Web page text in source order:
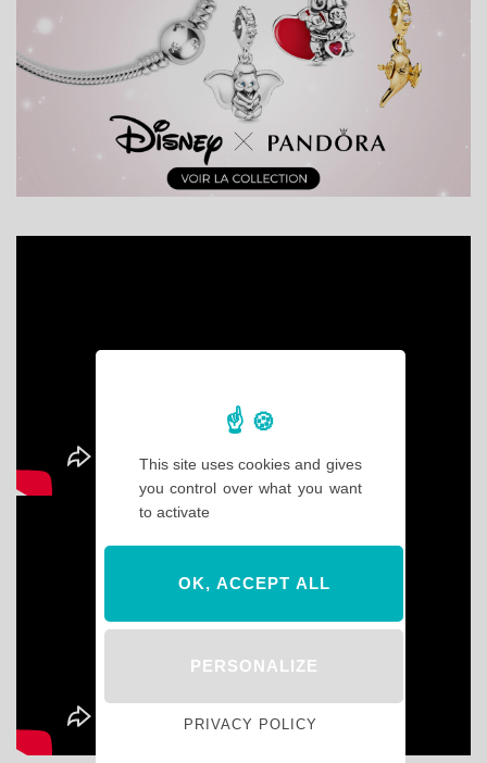
This site uses cookies and gives
you control over what you want
to activate
OK, ACCEPT ALL
PERSONALIZE
PRIVACY POLICY